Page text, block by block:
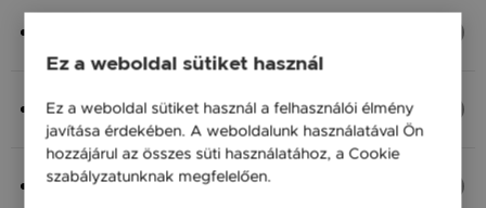
Ezüst 925, M - kb 18 cm
9 900 Ft
Fonal
Ez a weboldal sütiket használ
Ez a weboldal sütiket használ a felhasználói élmény
javítása érdekében. A weboldalunk használatával Ön
hozzájárul az összes süti használatához, a Cookie
szabályzatunknak megfelelően.